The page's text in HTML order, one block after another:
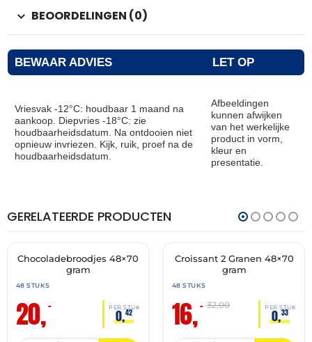
BEOORDELINGEN (0)
BEWAAR ADVIES LET OP
Vriesvak -12°C: houdbaar 1 maand na
aankoop. Diepvries -18°C: zie
houdbaarheidsdatum. Na ontdooien niet
opnieuw invriezen. Kijk, ruik, proef na de
houdbaarheidsdatum.
Afbeeldingen
kunnen afwijken
van het werkelijke
product in vorm,
kleur en
presentatie.
GERELATEERDE PRODUCTEN
🔥 OP=OP
THT:
31-
Chocoladebroodjes 48×70
gram
48 STUKS
20,– PER STUK
0,42
🔥 OP=OP
Croissant 2 Granen 48×70
gram
48 STUKS
16,– PER STUK
0,33
32,00